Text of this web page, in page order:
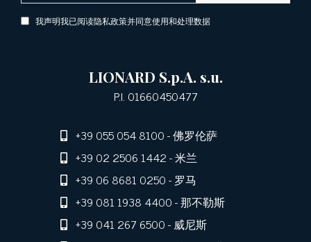
我声明我已阅读隐私政策并同意使用和处理数据
LIONARD S.p.A. s.u.
P.I. 01660450477
+39 055 054 8100- 佛罗伦萨
+39 02 2506 1442- 米兰
+39 06 8681 0250- 罗马
+39 081 1938 4400- 那不勒斯
+39 041 267 6500- 威尼斯